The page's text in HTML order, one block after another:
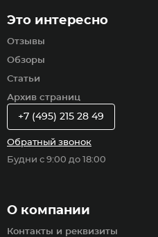
Это интересно
Отзывы
Обзоры
Статьи
Архив страниц
О компании
Контакты и реквизиты
+7 (495) 215 28 49
Обратный звонок
Будни с 9:00 до 18:00